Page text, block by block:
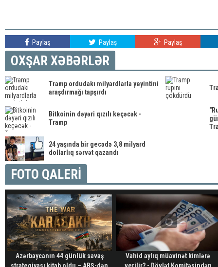
Paylaş Paylaş Paylaş
OXŞAR XƏBƏRLƏR
Tramp ordudakı milyardlarla yeyintini
araşdırmağı tapşırdı
Bitkoinin dəyəri qızılı keçəcək -
Tramp
24 yaşında bir gecədə 3,8 milyard
dollarlıq sərvət qazandı
FOTO QALERİ
Azərbaycanın 44 günlük savaş
Vahid aylıq müavinət kimlərə